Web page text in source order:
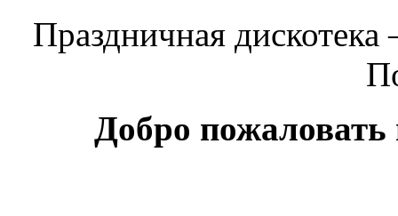
Праздничная дискотека
Добро пожаловать